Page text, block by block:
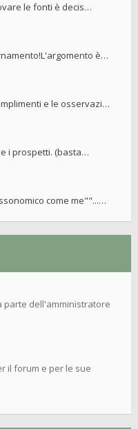
le fonti è decis…
è…
e le osservazi…
i prospetti. (basta…
come me""...…
parte dell'amministratore
il forum e per le sue